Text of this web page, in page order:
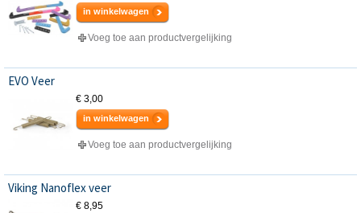
in winkelwagen
Voeg toe aan productvergelijking
EVO Veer
€ 3,00
in winkelwagen
Voeg toe aan productvergelijking
Viking Nanoflex veer
€ 8,95